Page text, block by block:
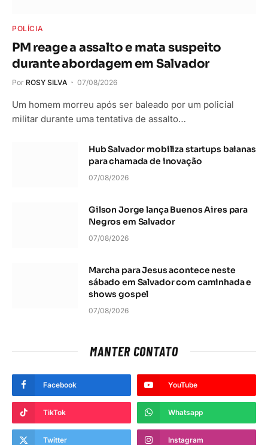
POLÍCIA
PM reage a assalto e mata suspeito
durante abordagem em Salvador
Por ROSY SILVA 07/08/2026
Um homem morreu após ser baleado por um policial
militar durante uma tentativa de assalto…
Hub Salvador mobiliza startups baianas
para chamada de inovação
07/08/2026
Gilson Jorge lança Buenos Aires para
Negros em Salvador
07/08/2026
Marcha para Jesus acontece neste
sábado em Salvador com caminhada e
shows gospel
07/08/2026
MANTER CONTATO
Facebook YouTube
TikTok Whatsapp
Twitter Instagram